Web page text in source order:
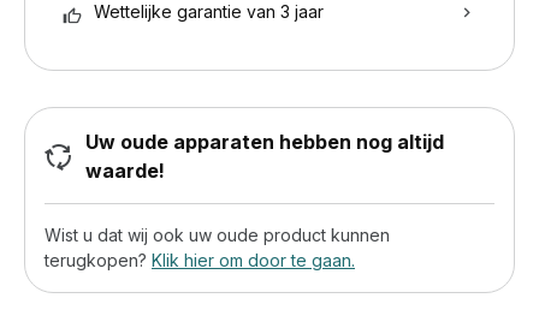
Wettelijke garantie van 3 jaar
Uw oude apparaten hebben nog altijd
waarde!
Wist u dat wij ook uw oude product kunnen
terugkopen? Klik hier om door te gaan.